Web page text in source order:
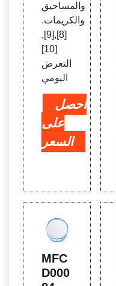
والمساحيق
والكريمات.
[8],[9],
[10]
التعرض
اليومي
احصل
على
السعر
MFC
D000